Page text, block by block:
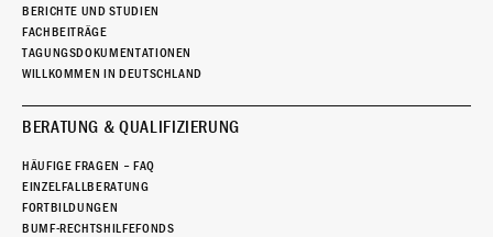
BERICHTE UND STUDIEN
FACHBEITRÄGE
TAGUNGSDOKUMENTATIONEN
WILLKOMMEN IN DEUTSCHLAND
BERATUNG & QUALIFIZIERUNG
HÄUFIGE FRAGEN – FAQ
EINZELFALLBERATUNG
FORTBILDUNGEN
BUMF-RECHTSHILFEFONDS